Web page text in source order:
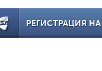
РЕГИСТРАЦИЯ НА